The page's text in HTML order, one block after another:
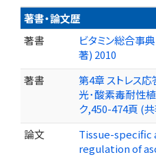
著書・論文歴
著書
ビタミン総合事
著) 2010
著書
第4章 ストレス
光･酸素毒耐性
ク,450-474頁 (
論文
Tissue-
regulation of